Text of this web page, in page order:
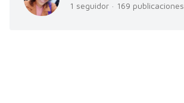
1 seguidor · 169 publicaciones